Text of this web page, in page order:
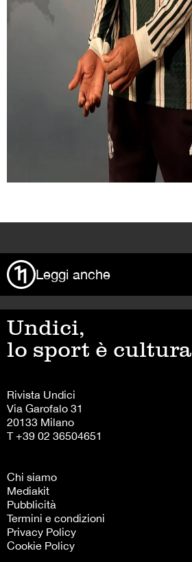
Leggi anche
Undici,
lo sport è cultura
Rivista Undici
Via Garofalo 31
20133 Milano
T +39 02 36504651
Chi siamo
Mediakit
Pubblicità
Termini e condizioni
Privacy Policy
Cookie Policy